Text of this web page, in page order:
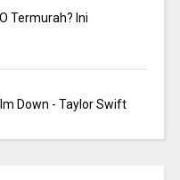
Termurah? Ini
Down - Taylor Swift